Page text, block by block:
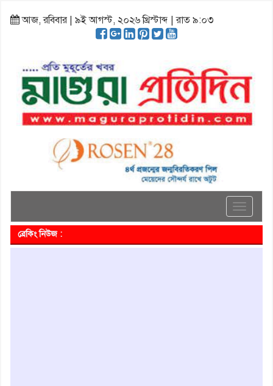
আজ, রবিবার | ৯ই আগস্ট, ২০২৬ খ্রিস্টাব্দ | রাত ৯:০৩
Toggle
ব্রেকিং নিউজ :